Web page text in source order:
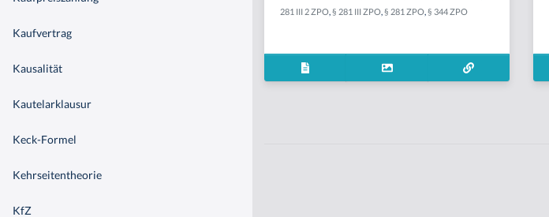
Kaufvertrag
Kausalität
Kautelarklausur
Keck-Formel
Kehrseitentheorie
KfZ
281 III 2 ZPO,§ 281 III ZPO,§ 281 ZPO,§ 344 ZPO